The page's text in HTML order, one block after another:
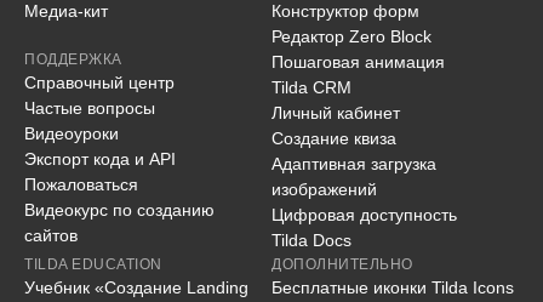
Медиа-кит
ПОДДЕРЖКА
Справочный центр
Частые вопросы
Видеоуроки
Экспорт кода и API
Пожаловаться
Видеокурс по созданию
сайтов
Конструктор форм
Редактор Zero Block
Пошаговая анимация
Tilda CRM
Личный кабинет
Создание квиза
Адаптивная загрузка
изображений
Цифровая доступность
Tilda Docs
TILDA EDUCATION
Учебник «Создание Landing
ДОПОЛНИТЕЛЬНО
Бесплатные иконки Tilda Icons